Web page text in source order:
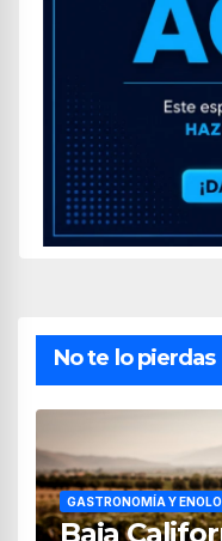
No te lo pierdas
GASTRONOMÍA Y
Baja